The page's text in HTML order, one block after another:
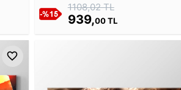
1108,02 TL
939,00 TL